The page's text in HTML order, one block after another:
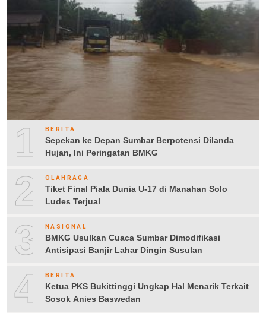
1 BERITA
Sepekan ke Depan Sumbar Berpotensi Dilanda
Hujan, Ini Peringatan BMKG
2 OLAHRAGA
Tiket Final Piala Dunia U-17 di Manahan Solo
Ludes Terjual
3 NASIONAL
BMKG Usulkan Cuaca Sumbar Dimodifikasi
Antisipasi Banjir Lahar Dingin Susulan
4 BERITA
Ketua PKS Bukittinggi Ungkap Hal Menarik Terkait
Sosok Anies Baswedan